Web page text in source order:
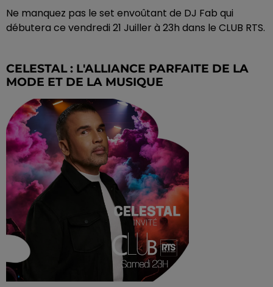
Ne manquez pas le set envoûtant de DJ Fab qui
débutera ce vendredi 21 Juiller à 23h dans le CLUB RTS.
CELESTAL : L'ALLIANCE PARFAITE DE LA
MODE ET DE LA MUSIQUE